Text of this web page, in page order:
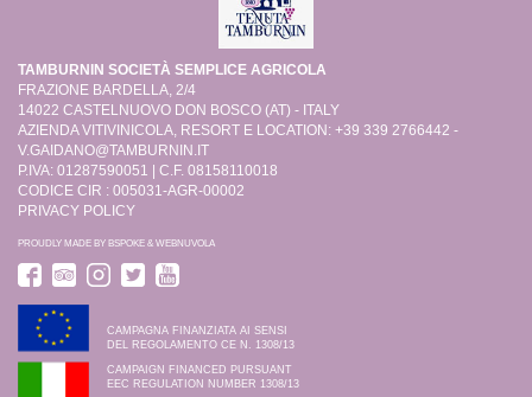
TAMBURNIN SOCIETÀ SEMPLICE AGRICOLA
FRAZIONE BARDELLA, 2/4
14022 CASTELNUOVO DON BOSCO (AT) - ITALY
AZIENDA VITIVINICOLA, RESORT E LOCATION: +39 339 2766442 -
V.GAIDANO@TAMBURNIN.IT
P.IVA: 01287590051 | C.F. 08158110018
CODICE CIR : 005031-AGR-00002
PRIVACY POLICY
PROUDLY MADE BY BSPOKE & WEBNUVOLA
CAMPAGNA FINANZIATA AI SENSI
DEL REGOLAMENTO CE N. 1308/13
CAMPAIGN FINANCED PURSUANT
EEC REGULATION NUMBER 1308/13